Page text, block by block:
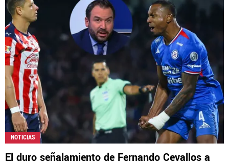
NOTICIAS
El duro señalamiento de Fernando Cevallos a